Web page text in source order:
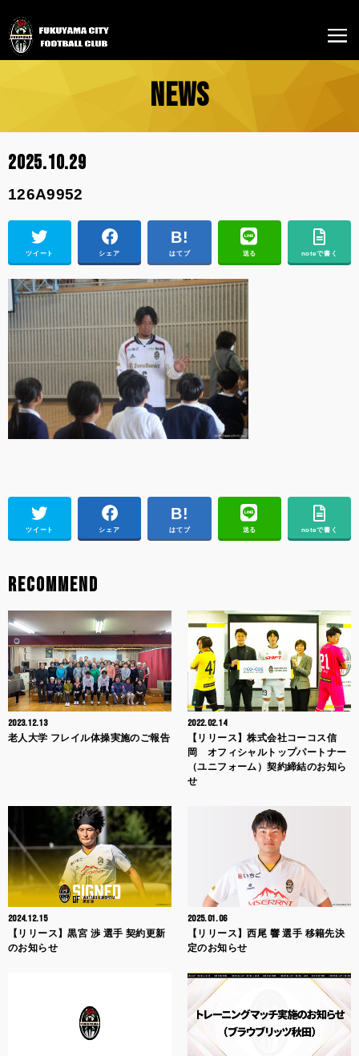
NEWS
2025.10.29
126A9952
ツイート シェア はてブ 送る noteで書く
ツイート シェア はてブ 送る noteで書く
RECOMMEND
2023.12.13
老人大学 フレイル体操実施のご報告
2022.02.14
【リリース】株式会社コーコス信
岡 オフィシャルトップパートナー
（ユニフォーム）契約締結のお知ら
せ
2024.12.15
【リリース】黒宮 渉 選手 契約更新
のお知らせ
2025.01.06
【リリース】西尾 響 選手 移籍先決
定のお知らせ